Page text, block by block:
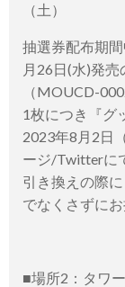
（土）
抽選券配布期
月26日(水)発売
（MOUCD-
1枚につき『グ
2023年8月2日
ージ/Twitterに
引き換えの際
でなくさずにお
■場所2：タワ